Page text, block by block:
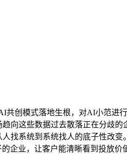
共创模式落地生根，对AI小范进
向这些数据过去散落正在分歧的
找系统到系统找人的底子性改变
企业，让客户能清晰看到投放价